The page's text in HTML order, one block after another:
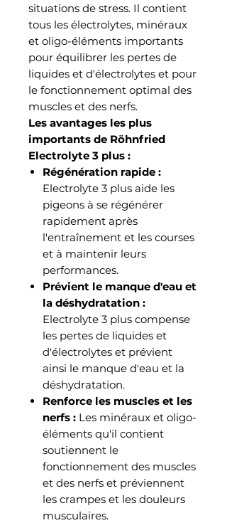
situations de stress. Il contient
tous les électrolytes, minéraux
et oligo-éléments importants
pour équilibrer les pertes de
liquides et d'électrolytes et pour
le fonctionnement optimal des
muscles et des nerfs.
Les avantages les plus
importants de Röhnfried
Electrolyte 3 plus :
Régénération rapide :
Electrolyte 3 plus aide les
pigeons à se régénérer
rapidement après
l'entraînement et les courses
et à maintenir leurs
performances.
Prévient le manque d'eau et
la déshydratation :
Electrolyte 3 plus compense
les pertes de liquides et
d'électrolytes et prévient
ainsi le manque d'eau et la
déshydratation.
Renforce les muscles et les
nerfs : Les minéraux et oligo-
éléments qu'il contient
soutiennent le
fonctionnement des muscles
et des nerfs et préviennent
les crampes et les douleurs
musculaires.